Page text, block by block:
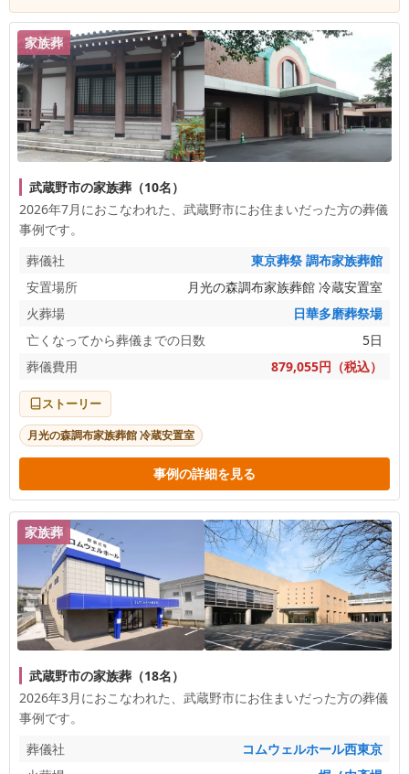
家族葬
武蔵野市の家族葬（10名）
2026年7月におこなわれた、 武蔵野市にお住まいだった方の葬儀
事例です。
葬儀社
東京葬祭 調布家族葬館
安置場所
月光の森調布家族葬館 冷蔵安置室
火葬場
日華多磨葬祭場
亡くなってから葬儀までの日数
5日
葬儀費用
879,055円（税込）
ストーリー
月光の森調布家族葬館 冷蔵安置室
事例の詳細を見る
家族葬
武蔵野市の家族葬（18名）
2026年3月におこなわれた、 武蔵野市にお住まいだった方の葬儀
事例です。
葬儀社
コムウェルホール西東京